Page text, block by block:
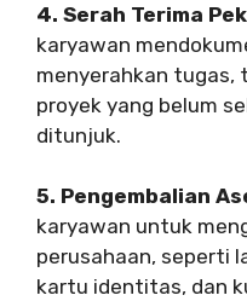
4. Serah Terima
karyawan
menyerahkan tugas,
proyek yang belum
ditunjuk.
5. Pengembalian
karyawan untuk
perusahaan, seperti
kartu identitas, dan